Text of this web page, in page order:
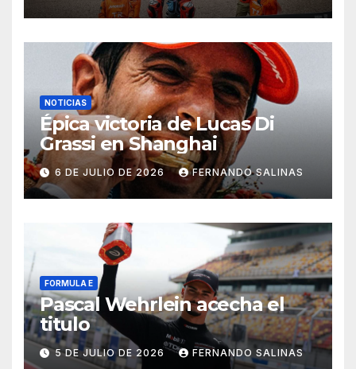
NOTICIAS
Épica victoria de Lucas Di
Grassi en Shanghai
6 DE JULIO DE 2026 FERNANDO SALINAS
FORMULA E
Pascal Wehrlein acecha el
titulo
5 DE JULIO DE 2026 FERNANDO SALINAS